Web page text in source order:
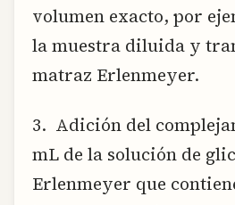
volumen exacto, por
la muestra diluida y
matraz Erlenmeyer.
3. Adición del
mL de la solución de
Erlenmeyer que